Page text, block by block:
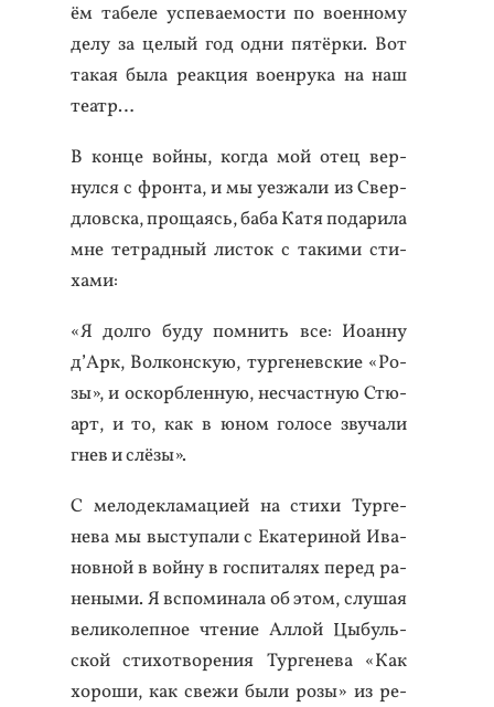
ём та­беле ус­пе­ва­емос­ти по во­ен­но­му
де­лу за це­лый год од­ни пя­тёр­ки. Вот
та­кая бы­ла ре­ак­ция во­ен­ру­ка на наш
те­атр…
В кон­це вой­ны, ког­да мой отец вер­
нулся с фрон­та, и мы у­ез­жа­ли из Свер­
дловска, про­ща­ясь, ба­ба Ка­тя по­дари­ла
мне тет­радный лис­ток с та­кими сти­
хами:
«Я дол­го бу­ду пом­нить все: И­оан­ну
д’Арк, Вол­кон­скую, тур­ге­нев­ские «Ро­
зы», и ос­кор­блен­ную, нес­час­тную Стю­
арт, и то, как в юном го­лосе зву­чали
гнев и слё­зы».
С ме­лодек­ла­маци­ей на сти­хи Тур­ге­
нева мы выс­ту­пали с Ека­тери­ной Ива­
нов­ной в вой­ну в гос­пи­талях пе­ред ра­
нены­ми. Я вспо­мина­ла об этом, слу­шая
ве­лико­леп­ное чте­ние Ал­лой Цы­буль­
ской сти­хот­во­рения Тур­ге­нева «Как
хо­роши, как све­жи бы­ли ро­зы» из ре­